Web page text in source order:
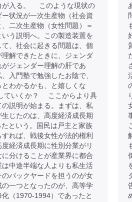
が入る。 このような現状の
状況が一次生産物（社会資
二次生産物（女性問題）＝
う説明へ。この製造装置を
、社会に起きる問題は、個
解できたときに、ジェンダ
ジェンダー理解の肝であ
入門塾で勉強したお陰で、
わかるかも、と嬉しくな
ていくか？ ここからより具
説明が始まる。まずは、私
じたのは、高度経済成長期
という。国民は戸主と家族
れば、戦後女性が法的権利
経済成長期に性別分業がリ
分けることが産業界に都合
中途半端な人よりも私生活
バックヤードを担うのが女
一つとなったのが、高等学
（1970-1994）であったと